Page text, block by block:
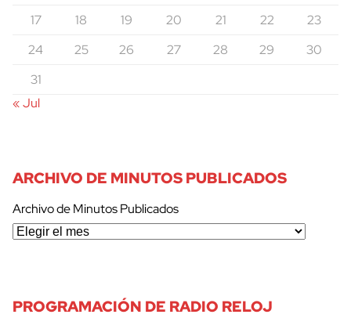
17
18 19 20 21 22
23
24
25 26 27 28 29
30
31
« Jul
ARCHIVO DE MINUTOS PUBLICADOS
Archivo de Minutos Publicados
PROGRAMACIÓN DE RADIO RELOJ